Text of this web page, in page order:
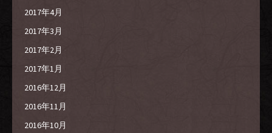
2017年4月
2017年3月
2017年2月
2017年1月
2016年12月
2016年11月
2016年10月